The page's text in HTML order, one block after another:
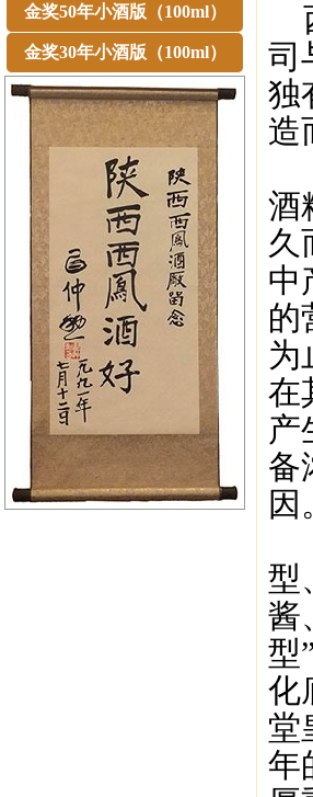
金奖50年小酒版（100ml）
金奖30年小酒版（100ml）
司
独
造
酒
久
中
的
为
在
产
备
因
型
酱
型
化
堂
年